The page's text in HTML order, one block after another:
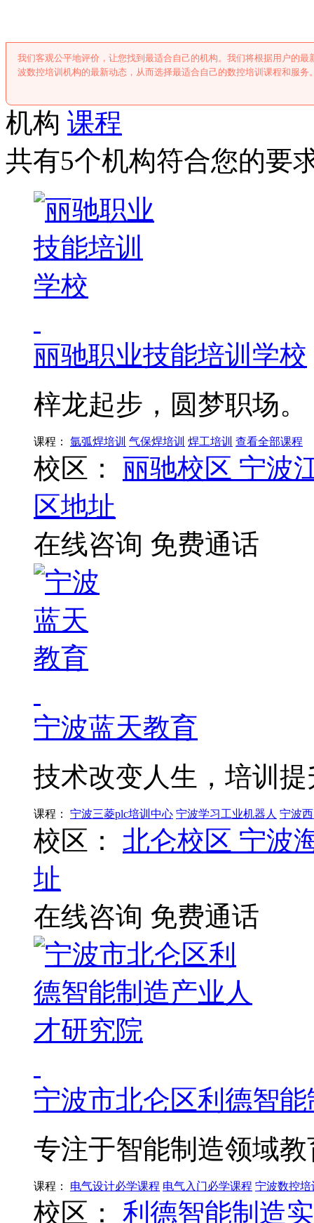
我们客观公平地评价，让您找到最适合自己的机构。我们将根据用户的
波数控培训机构的最新动态，从而选择最适合自己的数控培训课程和服务
机构 课程
共有5个机构符合您的要
丽驰职业技能培训学校
梓龙起步，圆梦职场。
课程： 氩弧焊培训 气保焊培训 焊工培训 查看全部课程
校区： 丽驰校区 宁波
区地址
在线咨询 免费通话
宁波蓝天教育
技术改变人生，培训
课程： 宁波三菱plc培训中心 宁波学习工业机器人 宁波
校区： 北仑校区 宁波
址
在线咨询 免费通话
宁波市北仑区利德智
专注于智能制造领域
课程： 电气设计必学课程 电气入门必学课程 宁波数控培
校区： 利德智能制造